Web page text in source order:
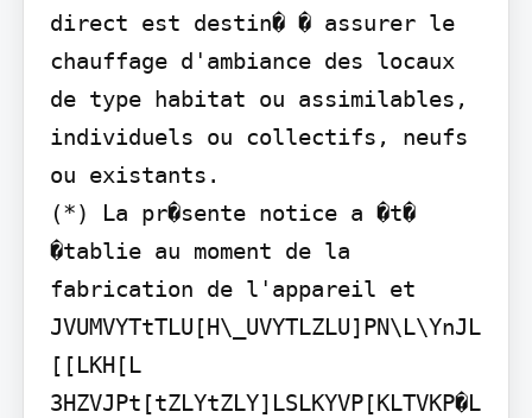
direct est destin� � assurer le
chauffage d'ambiance des locaux
de type habitat ou assimilables,
individuels ou collectifs, neufs
ou existants.
(*) La pr�sente notice a �t�
�tablie au moment de la
fabrication de l'appareil et
JVUMVYTtTLU[H\_UVYTLZLU]PN\L\YnJL
[[LKH[L
3HZVJPt[tZLYtZLY]LSLKYVP[KLTVKP�L